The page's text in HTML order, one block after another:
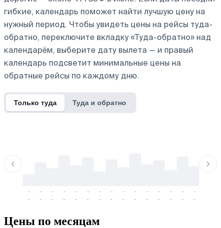
гибкие, календарь поможет найти лучшую цену на
нужный период. Чтобы увидеть цены на рейсы туда-
обратно, переключите вкладку «Туда-обратно» над
календарём, выберите дату вылета — и правый
календарь подсветит минимальные цены на
обратные рейсы по каждому дню.
Только туда Туда и обратно
-
-
-
-
-
-
-
-
-
-
-
-
-
-
-
-
-
-
-
-
-
-
-
-
-
-
-
-
-
-
Цены по месяцам